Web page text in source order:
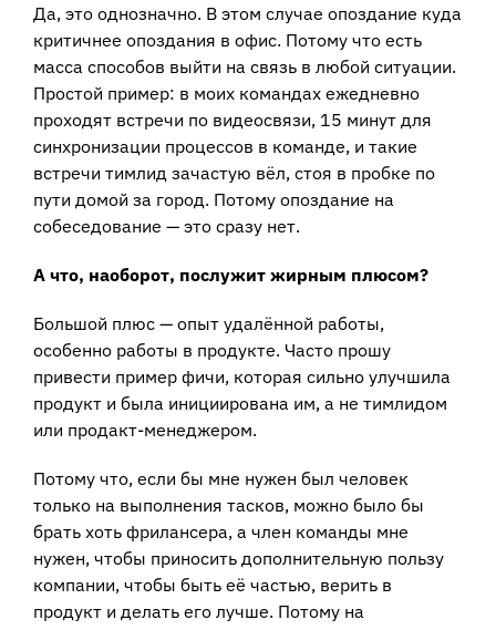
Да, это однозначно. В этом случае опоздание куда
критичнее опоздания в офис. Потому что есть
масса способов выйти на связь в любой ситуации.
Простой пример: в моих командах ежедневно
проходят встречи по видеосвязи, 15 минут для
синхронизации процессов в команде, и такие
встречи тимлид зачастую вёл, стоя в пробке по
пути домой за город. Потому опоздание на
собеседование — это сразу нет.
А что, наоборот, послужит жирным плюсом?
Большой плюс — опыт удалённой работы,
особенно работы в продукте. Часто прошу
привести пример фичи, которая сильно улучшила
продукт и была инициирована им, а не тимлидом
или продакт-менеджером.
Потому что, если бы мне нужен был человек
только на выполнения тасков, можно было бы
брать хоть фрилансера, а член команды мне
нужен, чтобы приносить дополнительную пользу
компании, чтобы быть её частью, верить в
продукт и делать его лучше. Потому на